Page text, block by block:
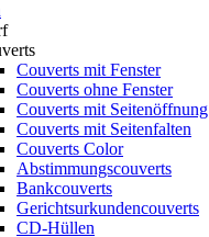
Couverts mit Fenster
Couverts ohne Fenster
Couverts mit Seitenöffnung
Couverts mit Seitenfalten
Couverts Color
Abstimmungscouverts
Bankcouverts
Gerichtsurkundencouverts
CD-Hüllen